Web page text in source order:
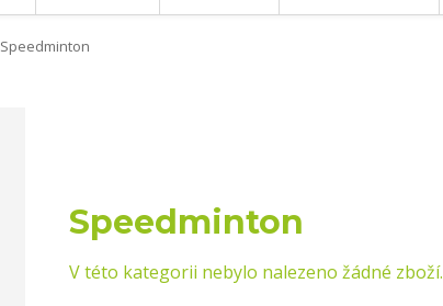
Speedminton
Speedminton
V této kategorii nebylo nalezeno žádné zboží.